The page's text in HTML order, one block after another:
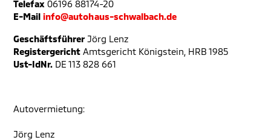
Telefax 06196 88174-20
E-Mail info@autohaus-schwalbach.de
Geschäftsführer Jörg Lenz
Registergericht Amtsgericht Königstein, HRB 1985
Ust-IdNr. DE 113 828 661
Autovermietung:
Jörg Lenz